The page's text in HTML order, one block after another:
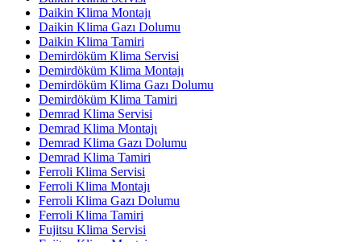
Daikin Klima Montajı
Daikin Klima Gazı Dolumu
Daikin Klima Tamiri
Demirdöküm Klima Servisi
Demirdöküm Klima Montajı
Demirdöküm Klima Gazı Dolumu
Demirdöküm Klima Tamiri
Demrad Klima Servisi
Demrad Klima Montajı
Demrad Klima Gazı Dolumu
Demrad Klima Tamiri
Ferroli Klima Servisi
Ferroli Klima Montajı
Ferroli Klima Gazı Dolumu
Ferroli Klima Tamiri
Fujitsu Klima Servisi